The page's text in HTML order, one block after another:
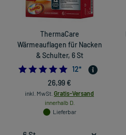
ThermaCare
Wärmeauflagen für Nacken
& Schulter, 6 St
5.0
12*
26,99 €
inkl. MwSt. Gratis-Versand
innerhalb D.
Lieferbar